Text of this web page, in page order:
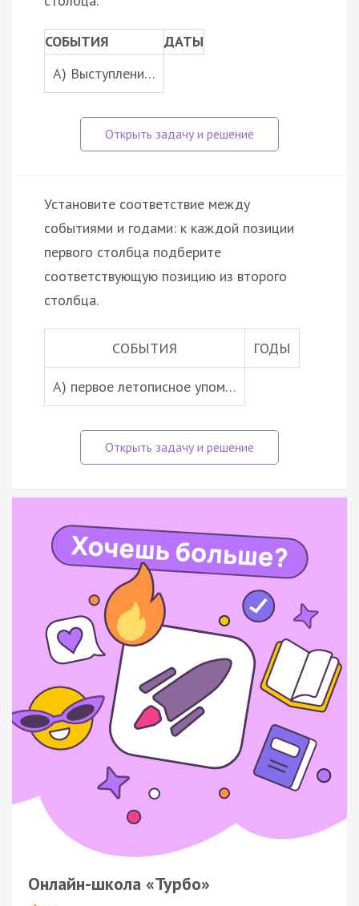
СОБЫТИЯ
ДАТЫ
A) Выступлени…
Установите соответствие между
событиями и годами: к каждой позиции
первого столбца подберите
соответствующую позицию из второго
столбца.
СОБЫТИЯ ГОДЫ
А) первое летописное упом…
Онлайн-школа «Турбо»